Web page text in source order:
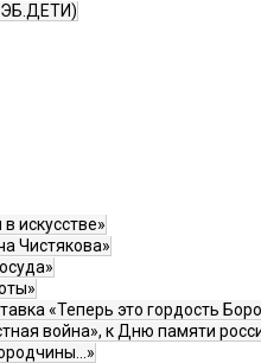
искусстве»
Чистякова»
«Теперь это гордость
война», к Дню памяти